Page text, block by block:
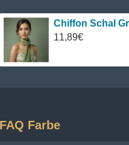
Chiffon Schal
11,89€
FAQ Farbe